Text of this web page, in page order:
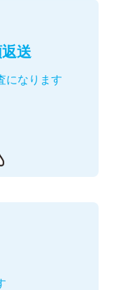
送
になります